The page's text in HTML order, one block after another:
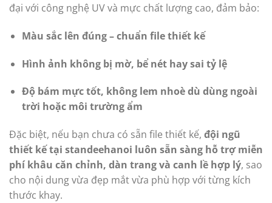
đại với công nghệ UV và mực chất lượng cao, đảm bảo:
Màu sắc lên đúng – chuẩn file thiết kế
Hình ảnh không bị mờ, bể nét hay sai tỷ lệ
Độ bám mực tốt, không lem nhoè dù dùng ngoài
trời hoặc môi trường ẩm
Đặc biệt, nếu bạn chưa có sẵn file thiết kế, đội ngũ
thiết kế tại standeehanoi luôn sẵn sàng hỗ trợ miễn
phí khâu căn chỉnh, dàn trang và canh lề hợp lý, sao
cho nội dung vừa đẹp mắt vừa phù hợp với từng kích
thước khay.